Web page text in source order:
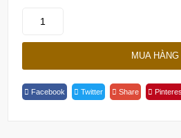
MUA HÀNG
Facebook Twitter Share